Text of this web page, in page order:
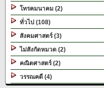
โทรคมนาคม (2)
ทั่วไป (108)
สังคมศาสตร์ (3)
ไม่สังกัดหมวด (2)
คณิตศาสตร์ (2)
วรรณคดี (4)